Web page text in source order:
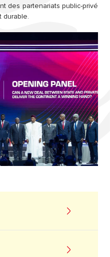
des partenariats public-privé
durable.